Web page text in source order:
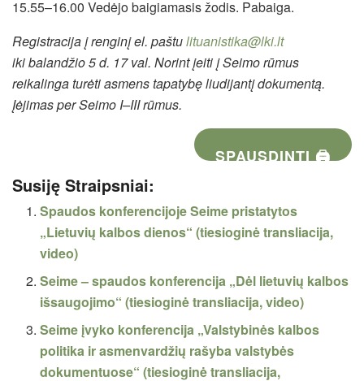
15.55–16.00 Vedėjo baigiamasis žodis. Pabaiga.
Registracija į renginįel. paštulituanistika@lki.lt
iki balandžio 5 d. 17 val. Norint įeiti į Seimo rūmus
reikalinga turėti asmens tapatybę liudijantį dokumentą.
Įėjimas per Seimo I–III rūmus.
SPAUSDINTI 🖨
Susiję Straipsniai:
Spaudos konferencijoje Seime pristatytos
„Lietuvių kalbos dienos“ (tiesioginė transliacija,
video)
Seime – spaudos konferencija „Dėl lietuvių kalbos
išsaugojimo“ (tiesioginė transliacija, video)
Seime įvyko konferencija „Valstybinės kalbos
politika ir asmenvardžių rašyba valstybės
dokumentuose“ (tiesioginė transliacija,